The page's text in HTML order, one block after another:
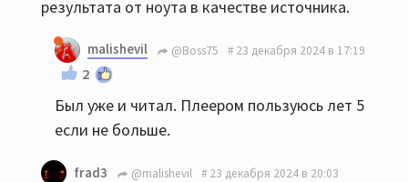
результата от ноута в качестве источника.
malishevil @Boss75 23 декабря 2024 в 17:19
2
Был уже и читал. Плеером пользуюсь лет 5
если не больше.
frad3 @malishevil 23 декабря 2024 в 20:03